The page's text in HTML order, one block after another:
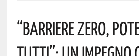
“Barriere ZERO,